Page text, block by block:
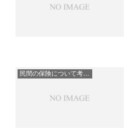
民間の保険について考える